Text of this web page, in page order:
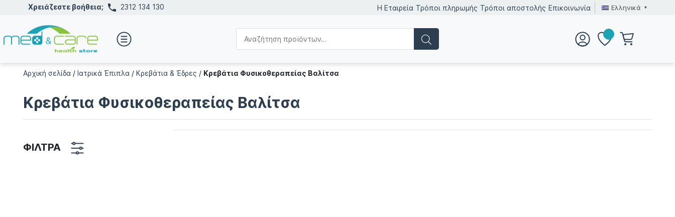
Χρειάζεστε βοήθεια; 2312 134 130 Η Εταιρεία Τρόποι πληρωμής Τρόποι αποστολής Επικοινωνία Ελληνικά
Αρχική σελίδα/ Ιατρικά Έπιπλα/ Κρεβάτια & Έδρες / Κρεβάτια Φυσικοθεραπείας Βαλίτσα
Κρεβάτια Φυσικοθεραπείας Βαλίτσα
ΦΙΛΤΡΑ